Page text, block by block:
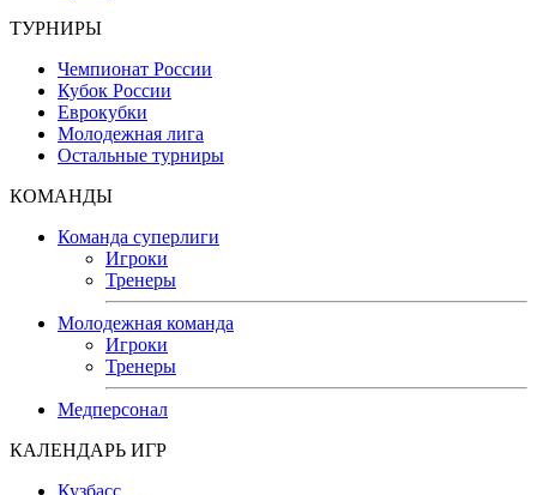
ТУРНИРЫ
Чемпионат России
Кубок России
Еврокубки
Молодежная лига
Остальные турниры
КОМАНДЫ
Команда суперлиги
Игроки
Тренеры
Молодежная команда
Игроки
Тренеры
Медперсонал
КАЛЕНДАРЬ ИГР
Кузбасс